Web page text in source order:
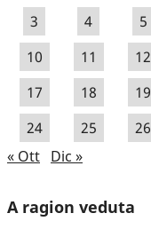
3
4 5
10
11 12
17
18 19
24
25 26
« Ott Dic »
A ragion veduta